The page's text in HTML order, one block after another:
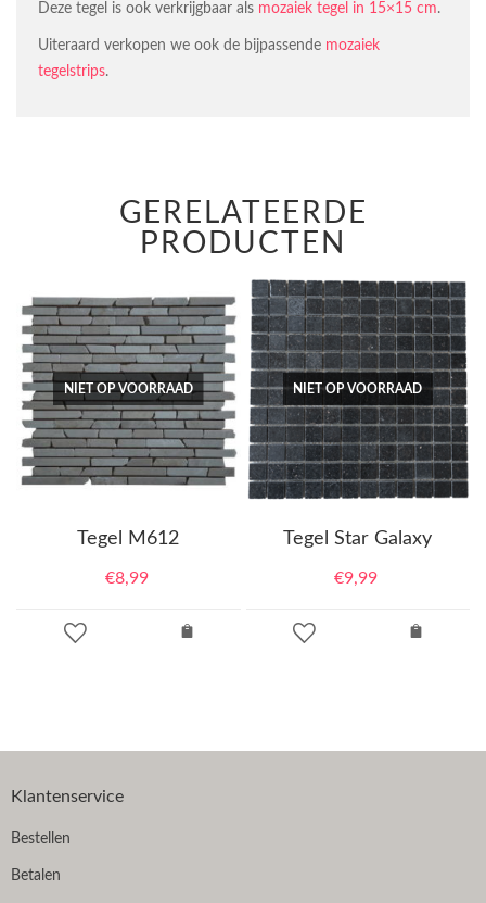
Deze tegel is ook verkrijgbaar als mozaiek tegel in 15×15 cm.
Uiteraard verkopen we ook de bijpassende mozaiek
tegelstrips.
GERELATEERDE
PRODUCTEN
NIET OP VOORRAAD
Tegel M612
€8,99
NIET OP VOORRAAD
Tegel Star Galaxy
€9,99
Klantenservice
Bestellen
Betalen